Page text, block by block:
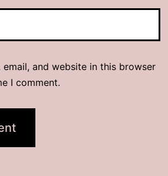
email, and website in this browser
I comment.